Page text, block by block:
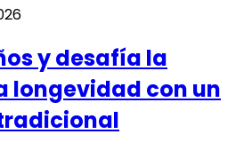
y desafía la
longevidad con un